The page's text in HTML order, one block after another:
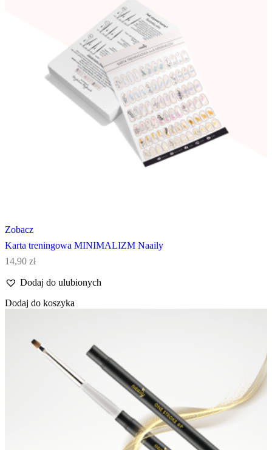
Zobacz
Karta treningowa MINIMALIZM Naaily
14,90 zł
Dodaj do ulubionych
Dodaj do koszyka